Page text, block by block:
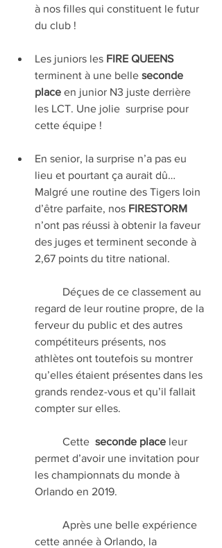
à nos filles qui constituent le futur
du club !
Les juniors les FIRE QUEENS
terminent à une belle seconde
place en junior N3 juste derrière
les LCT. Une jolie  surprise pour
cette équipe !
En senior, la surprise n’a pas eu
lieu et pourtant ça aurait dû…
Malgré une routine des Tigers loin
d’être parfaite, nos FIRESTORM
n’ont pas réussi à obtenir la faveur
des juges et terminent seconde à
2,67 points du titre national.
regard de leur routine propre, de la
ferveur du public et des autres
compétiteurs présents, nos
athlètes ont toutefois su montrer
qu’elles étaient présentes dans les
grands rendez-vous et qu’il fallait
compter sur elles.
	Cette
seconde place leur
permet d’avoir une invitation pour
les championnats du monde à
Orlando en 2019.
cette année à Orlando, la